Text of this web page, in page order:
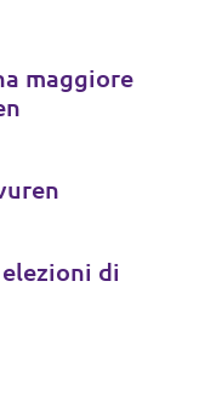
maggiore
di